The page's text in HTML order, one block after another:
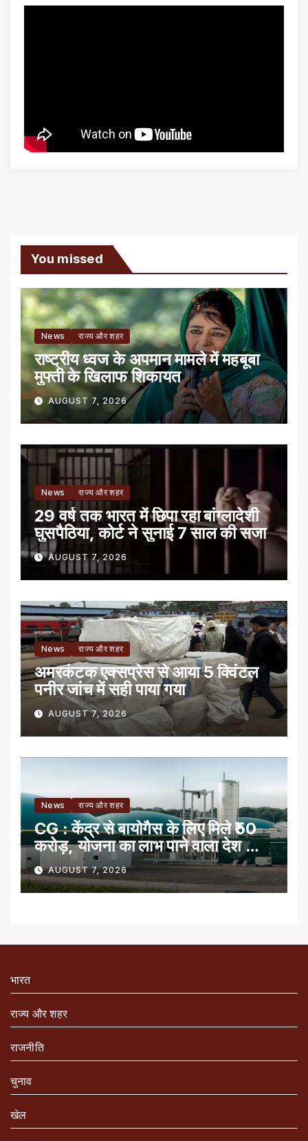
You missed
News राज्य और शहर
राष्ट्रीय ध्वज के अपमान मामले में महबूबा
मुफ्ती के खिलाफ शिकायत
AUGUST 7, 2026
News राज्य और शहर
29 वर्ष तक भारत में छिपा रहा बांग्लादेशी
घुसपैठिया, कोर्ट ने सुनाई 7 साल की सजा
AUGUST 7, 2026
News राज्य और शहर
अमरकंटक एक्सप्रेस से आया 5 क्विंटल
पनीर जांच में सही पाया गया
AUGUST 7, 2026
News राज्य और शहर
CG : केंद्र से बायोगैस के लिए मिले ₹50
करोड़, योजना का लाभ पाने वाला देश का
पहला राज्य
AUGUST 7, 2026
भारत
राज्य और शहर
राजनीति
चुनाव
खेल